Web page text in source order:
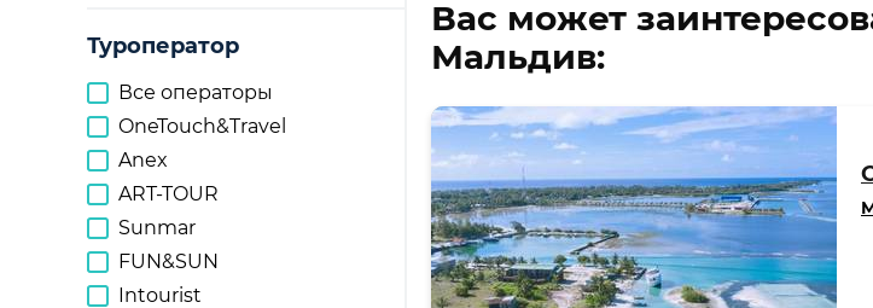
Туроператор
Все операторы
OneTouch&Travel
Anex
ART-TOUR
Sunmar
FUN&SUN
Intourist
Вас может
Мальдив: